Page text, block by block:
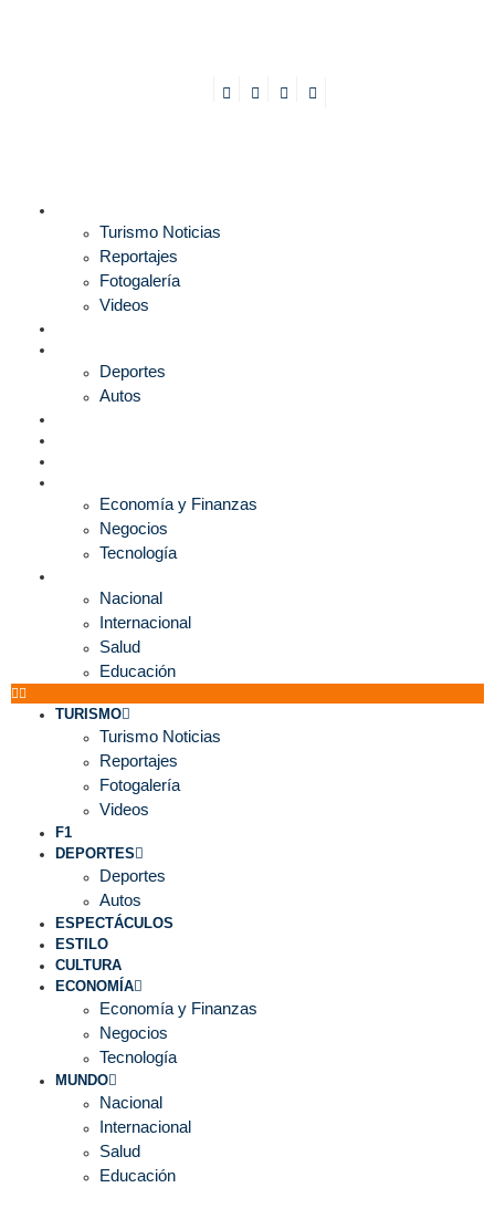
Turismo Noticias
Reportajes
Fotogalería
Videos
Deportes
Autos
Economía y Finanzas
Negocios
Tecnología
Nacional
Internacional
Salud
Educación
TURISMO
Turismo Noticias
Reportajes
Fotogalería
Videos
F1
DEPORTES
Deportes
Autos
ESPECTÁCULOS
ESTILO
CULTURA
ECONOMÍA
Economía y Finanzas
Negocios
Tecnología
MUNDO
Nacional
Internacional
Salud
Educación